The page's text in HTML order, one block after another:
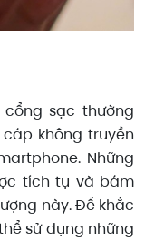
sạc thường
không truyền
Những
tích tụ và bám
này. Để khắc
sử dụng những